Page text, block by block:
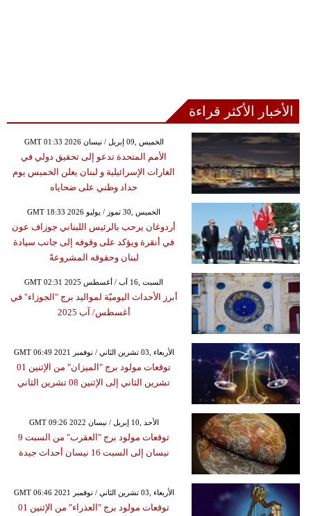
الأخبار الأكثر قراءة
GMT 01:33 2026 الخميس ,09 إبريل / نيسان
الأمم المتحدة تدعو إلى تحقيق دولي في
الغارات الإسرائيلية و لبنان يعلن الخميس يوم
حداد وطني على ضحاياه
GMT 18:33 2026 الخميس ,30 تموز / يوليو
أردوغان يرحب بالرئيس اللبناني جوزاف عون
في أنقرة ويؤكد على وقوفه إلى جانب سيادة
لبنان وحقوقه المشروعةً
GMT 02:31 2025 السبت ,16 آب / أغسطس
أبرز الأحداث اليوميّة لمواليد برج "الجوزاء" في
أغسطس/ آب 2025
GMT 06:49 2021 الأربعاء ,03 تشرين الثاني / نوفمبر
توقعات مولود برج "الميزان" من الإثنين 01
تشرين الثاني إلى الإثنين 08 تشرين الثاني
GMT 09:26 2022 الأحد ,10 إبريل / نيسان
توقعات مولود برج "العقرب" من السبت 9
نيسان إلى السبت 16 نيسان أحداث جيدة
GMT 06:46 2021 الأربعاء ,03 تشرين الثاني / نوفمبر
توقعات مولود برج "العذراء" من الإثنين 01